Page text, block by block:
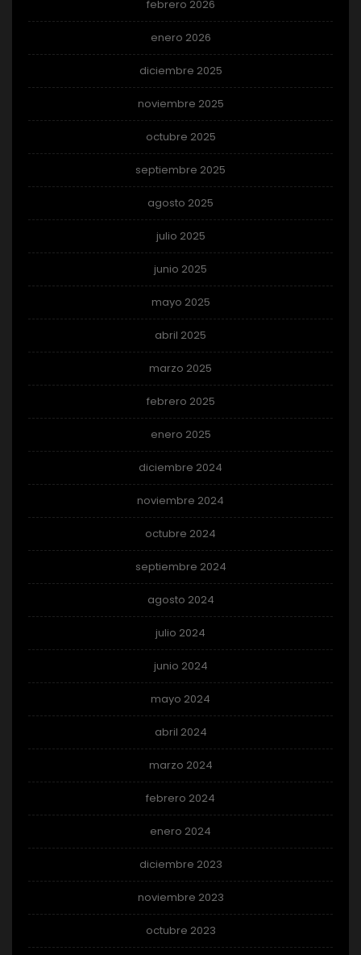
febrero 2026
enero 2026
diciembre 2025
noviembre 2025
octubre 2025
septiembre 2025
agosto 2025
julio 2025
junio 2025
mayo 2025
abril 2025
marzo 2025
febrero 2025
enero 2025
diciembre 2024
noviembre 2024
octubre 2024
septiembre 2024
agosto 2024
julio 2024
junio 2024
mayo 2024
abril 2024
marzo 2024
febrero 2024
enero 2024
diciembre 2023
noviembre 2023
octubre 2023